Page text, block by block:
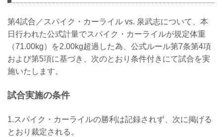
第4試合／スパイク・カーライル vs. 泉武志について、本
日行われた公式計量でスパイク・カーライルが規定体重
（71.00kg）を2.00kg超過した為、公式ルール第7条第4項
および第5項に基づき、次のとおり条件付きにて試合を実
施いたします。
試合実施の条件
1.スパイク・カーライルの勝利は記録されず、次に掲げる
とおり裁定される。